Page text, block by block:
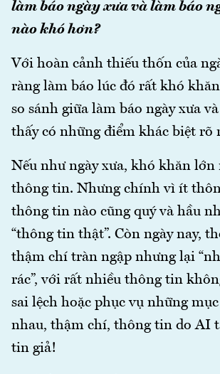
làm báo ngày xưa và làm báo
nào khó hơn?
Với hoàn cảnh thiếu thốn của
ràng làm báo lúc đó rất khó
so sánh giữa làm báo ngày xưa
thấy có những điểm khác biệt rõ
Nếu như ngày xưa, khó khăn
thông tin. Nhưng chính vì ít
thông tin nào cũng quý và hầu
“thông tin thật”. Còn ngày nay,
thậm chí tràn ngập nhưng lại
rác”, với rất nhiều thông tin
sai lệch hoặc phục vụ những
nhau, thậm chí, thông tin do AI
tin giả!